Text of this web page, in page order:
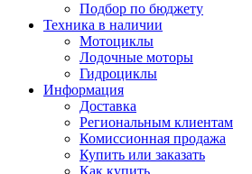
Подбор по бюджету
Техника в наличии
Мотоциклы
Лодочные моторы
Гидроциклы
Информация
Доставка
Региональным клиентам
Комиссионная продажа
Купить или заказать